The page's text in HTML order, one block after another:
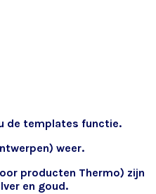
de templates functie.
weer.
producten Thermo) zijn
en goud.